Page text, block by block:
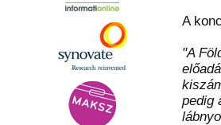
A
"A
pedig